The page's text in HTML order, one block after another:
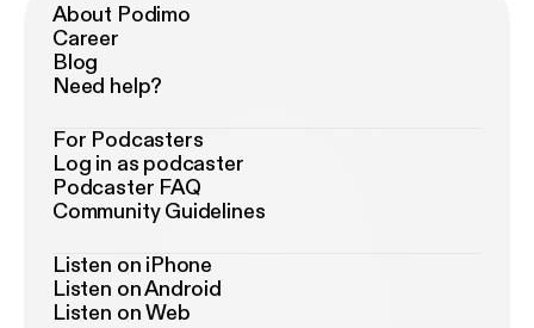
About Podimo
Career
Blog
Need help?
For Podcasters
Log in as podcaster
Podcaster FAQ
Community Guidelines
Listen on iPhone
Listen on Android
Listen on Web